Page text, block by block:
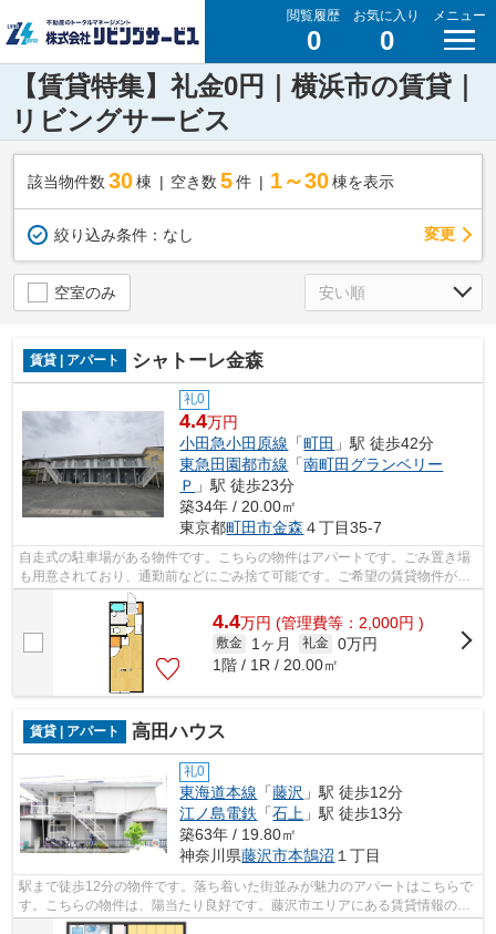
閲覧履歴
0
お気に入り
0
メニュー
【賃貸特集】礼金0円｜横浜市の賃貸｜
リビングサービス
該当物件数 30棟 空き数 5 件 1～30 棟を表示
絞り込み条件： なし 変更
空室のみ
賃貸 | アパート シャトーレ金森
礼0
4.4万円
小田急小田原線 「町田 」駅 徒歩42分
東急田園都市線 「南町田グランベリー
Ｐ 」駅 徒歩23分
築34年 / 20.00㎡
東京都町田市金森 ４丁目35-7
自走式の駐車場がある物件です。こちらの物件はアパートです。ごみ置き場
も用意されており、通勤前などにごみ捨て可能です。ご希望の賃貸物件が見
つからなくてお困りの際は、当社にお...
4.4万円 (管理費等：2,000円 )
敷金 1ヶ月 礼金 0万円
1階 / 1R / 20.00㎡
賃貸 | アパート 高田ハウス
礼0
東海道本線 「藤沢 」駅 徒歩12分
江ノ島電鉄 「石上 」駅 徒歩13分
築63年 / 19.80㎡
神奈川県藤沢市本鵠沼 １丁目
駅まで徒歩12分の物件です。落ち着いた街並みが魅力のアパートはこちらで
す。こちらの物件は、陽当たり良好です。藤沢市エリアにある賃貸情報のこ
となら、地域に密着した当社へお任せ...